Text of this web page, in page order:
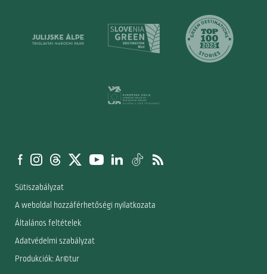
Sütiszabályzat
A weboldal hozzáférhetőségi nyilatkozata
Általános feltételek
Adatvédelmi szabályzat
Produkciók: Ar©tur